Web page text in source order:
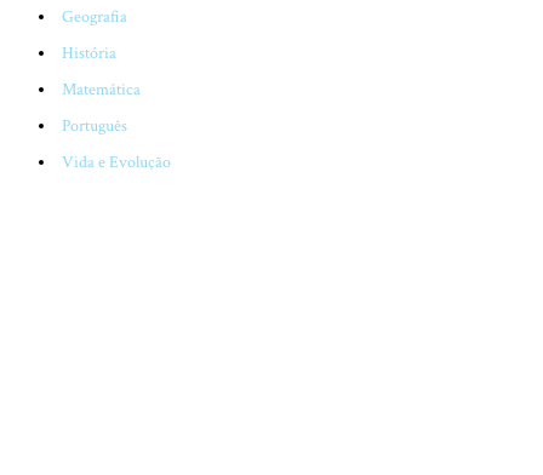
Geografia
História
Matemática
Português
Vida e Evolução